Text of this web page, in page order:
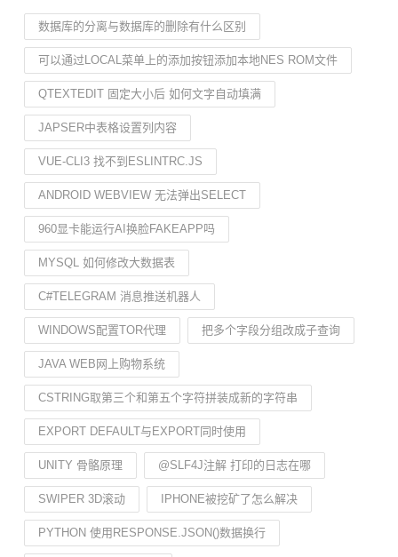
数据库的分离与数据库的删除有什么区别
可以通过LOCAL菜单上的添加按钮添加本地NES ROM文件
QTEXTEDIT 固定大小后 如何文字自动填满
JAPSER中表格设置列内容
VUE-CLI3 找不到ESLINTRC.JS
ANDROID WEBVIEW 无法弹出SELECT
960显卡能运行AI换脸FAKEAPP吗
MYSQL 如何修改大数据表
C#TELEGRAM 消息推送机器人
WINDOWS配置TOR代理 把多个字段分组改成子查询
JAVA WEB网上购物系统
CSTRING取第三个和第五个字符拼装成新的字符串
EXPORT DEFAULT与EXPORT同时使用
UNITY 骨骼原理 @SLF4J注解 打印的日志在哪
SWIPER 3D滚动 IPHONE被挖矿了怎么解决
PYTHON 使用RESPONSE.JSON()数据换行